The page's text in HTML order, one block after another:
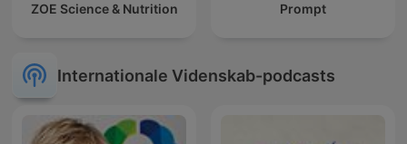
ZOE Science & Nutrition Prompt
Internationale Videnskab-podcasts